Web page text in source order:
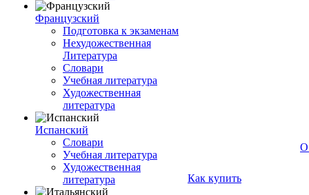
Французский
Подготовка к экзаменам
Нехудожественная
Литература
Словари
Учебная литература
Художественная
литература
Испанский
Словари
Учебная литература
Художественная
литература
Как купить
О